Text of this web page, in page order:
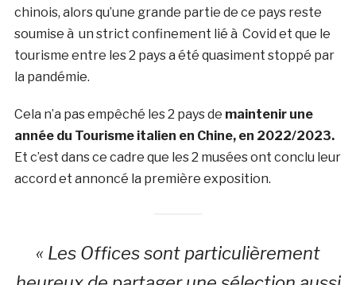
chinois, alors qu’une grande partie de ce pays reste
soumise à un strict confinement lié à Covid et que le
tourisme entre les 2 pays a été quasiment stoppé par
la pandémie.
Cela n’a pas empêché les 2 pays de maintenir une
année du Tourisme italien en Chine, en 2022/2023.
Et c’est dans ce cadre que les 2 musées ont conclu leur
accord et annoncé la première exposition.
« Les Offices sont particulièrement